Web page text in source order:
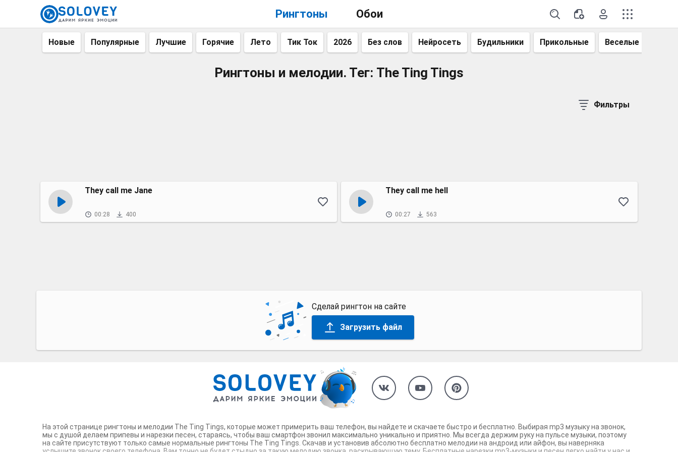
Рингтоны Обои
Новые Популярные Лучшие Горячие Лето Тик Ток 2026 Без слов Нейросеть Будильники Прикольные Веселые
Рингтоны и мелодии. Тег: The Ting Tings
Фильтры
They call me Jane
00:28 400
They call me hell
00:27 563
Сделай рингтон на сайте
Загрузить файл
На этой странице рингтоны и мелодии The Ting Tings, которые может примерить ваш телефон, вы найдете и скачаете быстро и бесплатно. Выбирая mp3 музыку на звонок,
мы с душой делаем припевы и нарезки песен, стараясь, чтобы ваш смартфон звонил максимально уникально и приятно. Мы всегда держим руку на пульсе музыки, поэтому
на сайте присутствуют только самые нормальные рингтоны The Ting Tings. Скачав и установив абсолютно бесплатно мелодии на андроид или айфон, вы наверняка